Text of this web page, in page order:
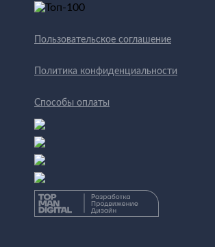
Пользовательское соглашение
Политика конфиденциальности
Способы оплаты